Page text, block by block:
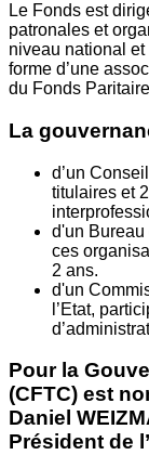
Le Fonds est
patronales et
niveau national
forme d’une
du Fonds
La
d’un
titulaires et
d'un Bureau
ces
2 ans.
d'un
l’Etat,
Pour la
(CFTC) est
Daniel
Président de